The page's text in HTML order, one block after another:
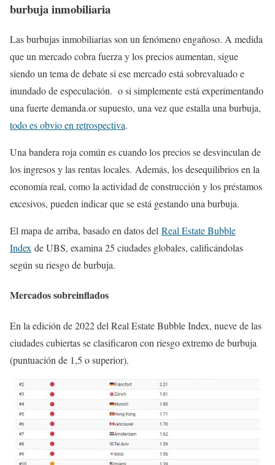
burbuja inmobiliaria
Las burbujas inmobiliarias son un fenómeno engañoso. A medida
que un mercado cobra fuerza y ​​los precios aumentan, sigue
siendo un tema de debate si ese mercado está sobrevaluado e
inundado de especulación. o si simplemente está experimentando
una fuerte demanda.or supuesto, una vez que estalla una burbuja,
todo es obvio en retrospectiva.
Una bandera roja común es cuando los precios se desvinculan de
los ingresos y las rentas locales. Además, los desequilibrios en la
economía real, como la actividad de construcción y los préstamos
excesivos, pueden indicar que se está gestando una burbuja.
El mapa de arriba, basado en datos del Real Estate Bubble
Index de UBS, examina 25 ciudades globales, calificándolas
según su riesgo de burbuja.
Mercados sobreinflados
En la edición de 2022 del Real Estate Bubble Index, nueve de las
ciudades cubiertas se clasificaron con riesgo extremo de burbuja
(puntuación de 1,5 o superior).